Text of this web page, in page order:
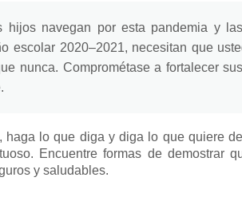
hijos navegan por esta pandemia y
escolar 2020–2021, necesitan que
nunca. Comprométase a fortalecer
haga lo que diga y diga lo que quiere
Encuentre formas de demostrar
y saludables.